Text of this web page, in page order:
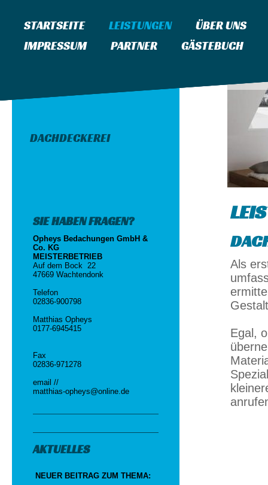
STARTSEITE LEISTUNGEN
ÜBER UNS
IMPRESSUM
PARTNER GÄSTEBUCH
DACHDECKEREI
SIE HABEN FRAGEN?
Opheys Bedachungen GmbH &
Co. KG
MEISTERBETRIEB
Auf dem Bock 22
47669 Wachtendonk
Telefon
02836-900798
Matthias Opheys
0177-6945415
Fax
02836-971278
email //
matthias-opheys@online.de
AKTUELLES
NEUER BEITRAG ZUM THEMA:
Als
Egal,